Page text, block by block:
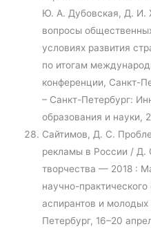
Ю. А. Дубовская, Д. И.
вопросы
условиях развития
по итогам
конференции, Санкт-
– Санкт-Петербург:
образования и науки,
Сайтимов, Д. С.
рекламы в России / Д.
творчества — 2018 :
научно-
аспирантов и
Петербург, 16–20